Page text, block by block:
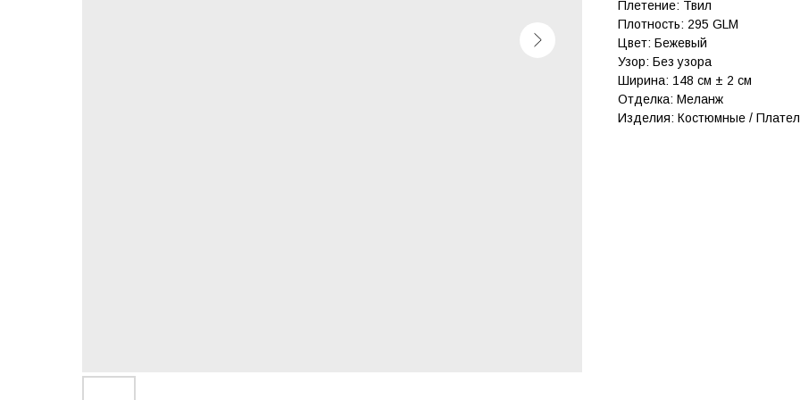
Плетение: Твил
Плотность: 295 GLM
Цвет: Бежевый
Узор: Без узора
Ширина: 148 см ± 2 см
Отделка: Меланж
Изделия: Костюмные /